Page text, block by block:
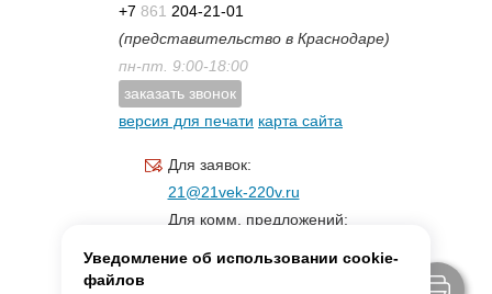
+7 861 204-21-01
(представительство в Краснодаре)
пн-пт. 9:00-18:00
заказать звонок
версия для печати карта сайта
Для заявок:
21@21vek-220v.ru
Для комм. предложений:
Уведомление об использовании cookie-
файлов